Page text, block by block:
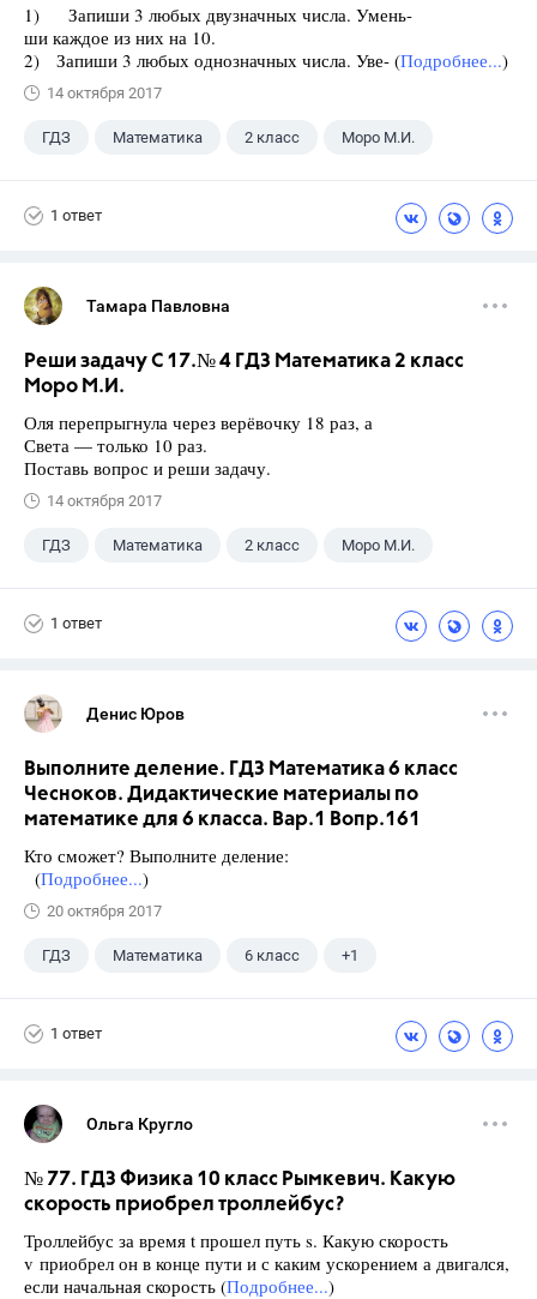
1) Запиши 3 любых двузначных числа. Умень-
ши каждое из них на 10.
2) Запиши 3 любых однозначных числа. Уве- (Подробнее...)
14 октября 2017
ГДЗ Математика 2 класс Моро М.И.
1 ответ
Тамара Павловна
Реши задачу С 17.№ 4 ГДЗ Математика 2 класс
Моро М.И.
Оля перепрыгнула через верёвочку 18 раз, а
Света — только 10 раз.
Поставь вопрос и реши задачу.
14 октября 2017
ГДЗ Математика 2 класс Моро М.И.
1 ответ
Денис Юров
Выполните деление. ГДЗ Математика 6 класс
Чесноков. Дидактические материалы по
математике для 6 класса. Вар.1 Вопр.161
Кто сможет? Выполните деление:
(Подробнее...)
20 октября 2017
ГДЗ Математика 6 класс +1
1 ответ
Ольга Кругло
№ 77. ГДЗ Физика 10 класс Рымкевич. Какую
скорость приобрел троллейбус?
Троллейбус за время t прошел путь s. Какую скорость
v приобрел он в конце пути и с каким ускорением а двигался,
если начальная скорость (Подробнее...)